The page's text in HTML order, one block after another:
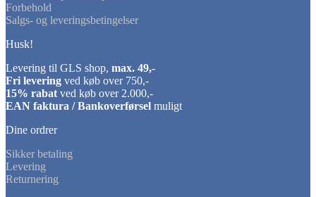
Forbehold
Salgs- og leveringsbetingelser
Husk!
Levering til GLS shop, max. 49,-
Fri levering ved køb over 750,-
15% rabat ved køb over 2.000,-
EAN faktura / Bankoverførsel muligt
Dine ordrer
Sikker betaling
Levering
Returnering